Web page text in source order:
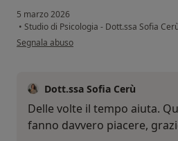
5 marzo 2026
• Studio di Psicologia - Dott.ssa Sofia
secondo l'opinione dell'utente R.C.
Segnala abuso
Dott.ssa Sofia Cerù
Delle volte il tempo aiuta.
fanno davvero piacere,